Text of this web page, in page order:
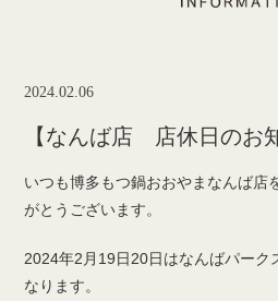
2024.02.06
【なんば店 店休日のお
いつも博多もつ鍋おおやまなんば店
がとうございます。
2024年2月19日20日はなんばパーク
なります。